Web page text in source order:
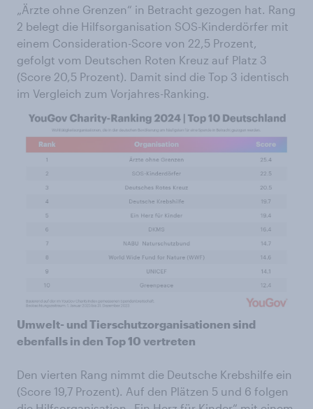
„Ärzte ohne Grenzen“ in Betracht gezogen hat. Rang
2 belegt die Hilfsorganisation SOS-Kinderdörfer mit
einem Consideration-Score von 22,5 Prozent,
gefolgt vom Deutschen Roten Kreuz auf Platz 3
(Score 20,5 Prozent). Damit sind die Top 3 identisch
im Vergleich zum Vorjahres-Ranking.
Umwelt- und Tierschutzorganisationen sind
ebenfalls in den Top 10 vertreten
Den vierten Rang nimmt die Deutsche Krebshilfe ein
(Score 19,7 Prozent). Auf den Plätzen 5 und 6 folgen